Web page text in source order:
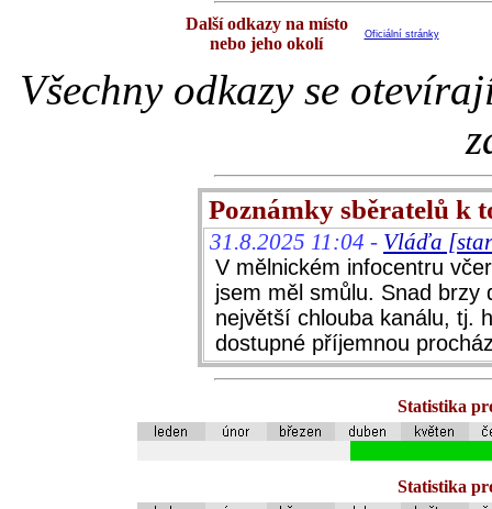
Další odkazy na místo
nebo jeho okolí
Oficiální stránky
Všechny odkazy se
Poznámky sběratelů k
31.8.2025 11:04 - Vláďa
V mělnickém infocentru
jsem měl smůlu. Snad
největší chlouba kanálu, tj.
dostupné příjemnou
Statistika
Statistika